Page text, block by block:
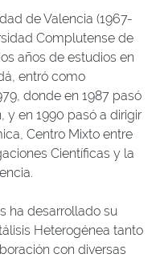
de Valencia (1967-
Complutense de
años de estudios en
entró como
donde en 1987 pasó
y en 1990 pasó a dirigir
Centro Mixto entre
Científicas y la
ha desarrollado su
Heterogénea tanto
con diversas